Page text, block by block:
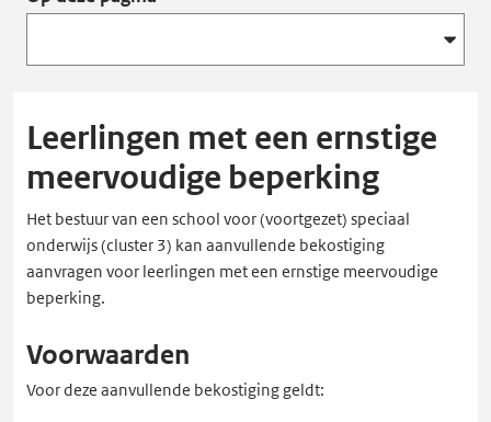
Leerlingen met een ernstige
meervoudige beperking
Het bestuur van een school voor (voortgezet) speciaal
onderwijs (cluster 3) kan aanvullende bekostiging
aanvragen voor leerlingen met een ernstige meervoudige
beperking.
Voorwaarden
Voor deze aanvullende bekostiging geldt: